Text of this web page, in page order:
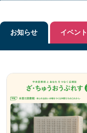
お知らせ イベント